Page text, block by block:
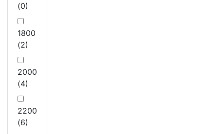
(0)
1800
(2)
2000
(4)
2200
(6)